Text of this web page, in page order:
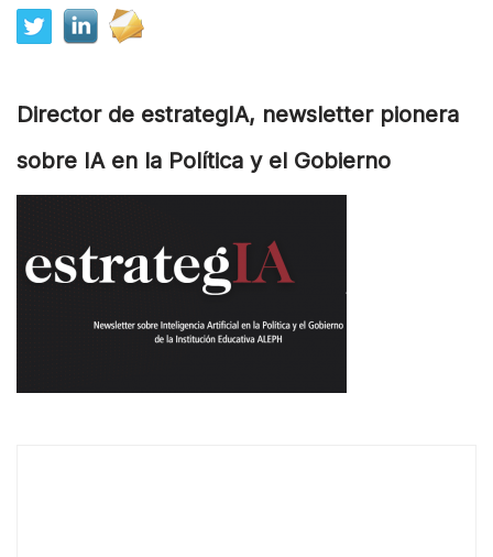
Director de estrategIA, newsletter pionera
sobre IA en la Política y el Gobierno